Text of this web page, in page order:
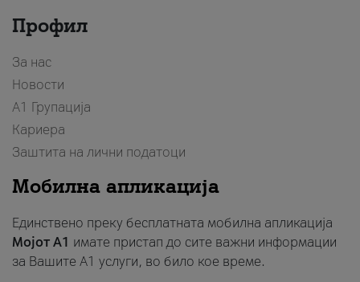
Профил
За нас
Новости
А1 Групација
Кариера
Заштита на лични податоци
Мобилна апликација
Единствено преку бесплатната мобилна апликација
Мојот A1 имате пристап до сите важни информации
за Вашите A1 услуги, во било кое време.